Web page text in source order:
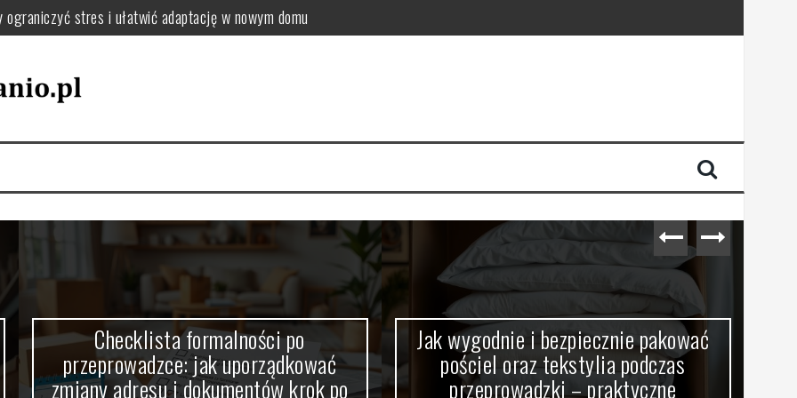
uporządkować zmiany adresu i dokumentów krok po kroku
chaosu i jak uniknąć przeciążenia pakowania
by uniknąć chaosu i dobrze się zorganizować
Checklista formalności po
przeprowadzce: jak uporządkować
zmiany adresu i dokumentów krok po
Jak wygodnie i bezpiecznie pakować
pościel oraz tekstylia podczas
przeprowadzki – praktyczne